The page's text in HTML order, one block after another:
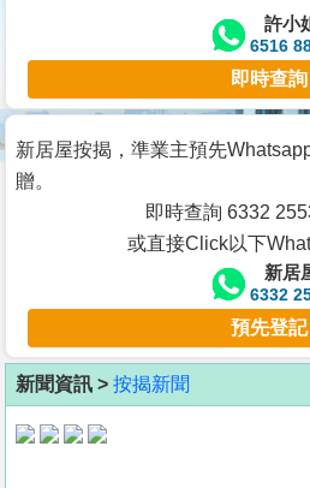
宅
谷
按
客
地
產
許小
6516
即時查詢
新居屋按揭，準業主預先
贈。
即時查詢 6332
或直接Click以下
新居
6332
預先登記
新聞資訊 > 按揭新聞